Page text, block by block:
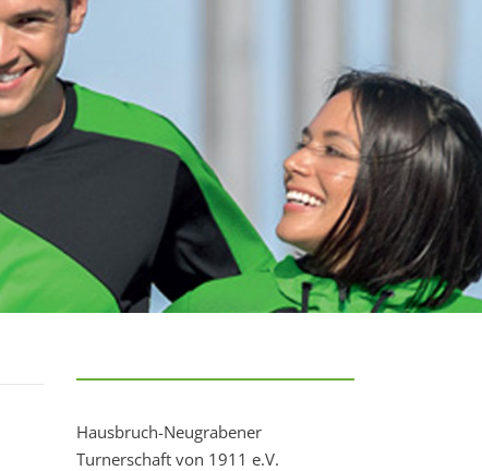
Hausbruch-Neugrabener
Turnerschaft von 1911 e.V.